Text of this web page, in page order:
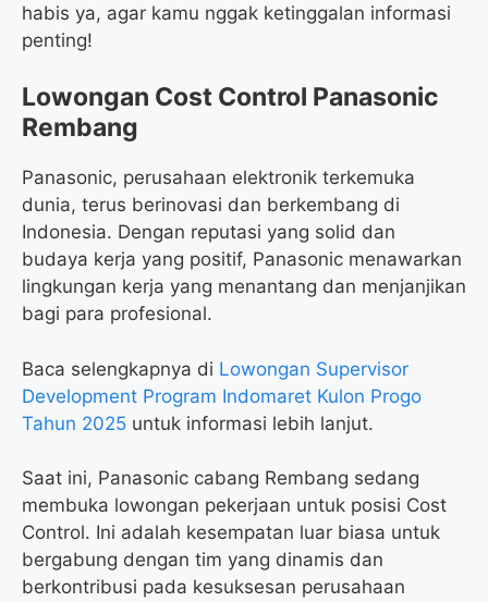
habis ya, agar kamu nggak ketinggalan informasi
penting!
Lowongan Cost Control Panasonic
Rembang
Panasonic, perusahaan elektronik terkemuka
dunia, terus berinovasi dan berkembang di
Indonesia. Dengan reputasi yang solid dan
budaya kerja yang positif, Panasonic menawarkan
lingkungan kerja yang menantang dan menjanjikan
bagi para profesional.
Baca selengkapnya di Lowongan Supervisor
Development Program Indomaret Kulon Progo
Tahun 2025 untuk informasi lebih lanjut.
Saat ini, Panasonic cabang Rembang sedang
membuka lowongan pekerjaan untuk posisi Cost
Control. Ini adalah kesempatan luar biasa untuk
bergabung dengan tim yang dinamis dan
berkontribusi pada kesuksesan perusahaan